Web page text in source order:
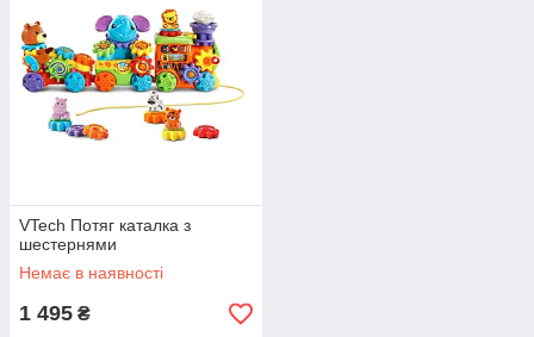
VTech Потяг каталка з
шестернями
Немає в наявності
1 495 ₴